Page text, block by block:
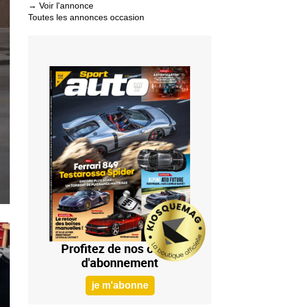
→ Voir l'annonce
Toutes les annonces occasion
Profitez de nos offres
d'abonnement
je m'abonne